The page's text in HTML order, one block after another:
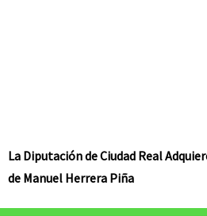
La Diputación de Ciudad Real
de Manuel Herrera Piña